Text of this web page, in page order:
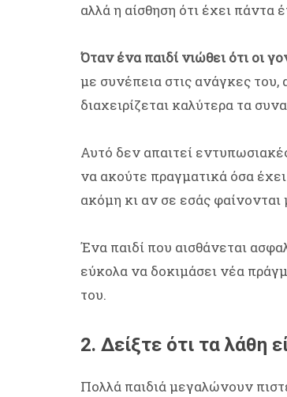
αλλά η αίσθηση ότι έχει πάντα
Όταν ένα παιδί νιώθει ότι οι
με συνέπεια στις ανάγκες
διαχειρίζεται καλύτερα τα
Αυτό δεν απαιτεί
να ακούτε πραγματικά όσα
ακόμη κι αν σε εσάς φαίνονται
Ένα παιδί που αισθάνεται
εύκολα να δοκιμάσει νέα
του.
2. Δείξτε ότι τα λάθη
Πολλά παιδιά μεγαλώνουν